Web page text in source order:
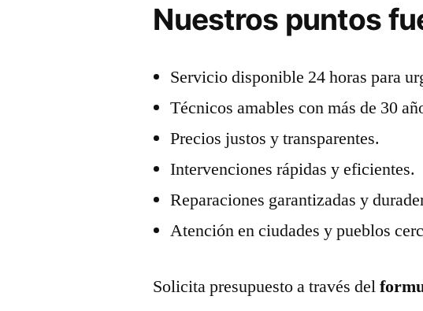
Nuestros puntos
Servicio disponible 24 horas para
Técnicos amables con más de 30
Precios justos y transparentes.
Intervenciones rápidas y eficientes.
Reparaciones garantizadas y
Atención en ciudades y pueblos
Solicita presupuesto a través del